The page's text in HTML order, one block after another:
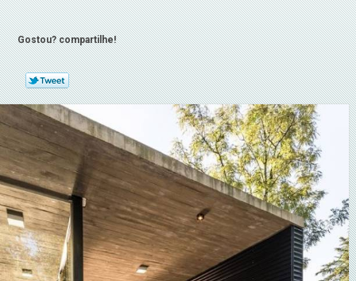
Gostou? compartilhe!